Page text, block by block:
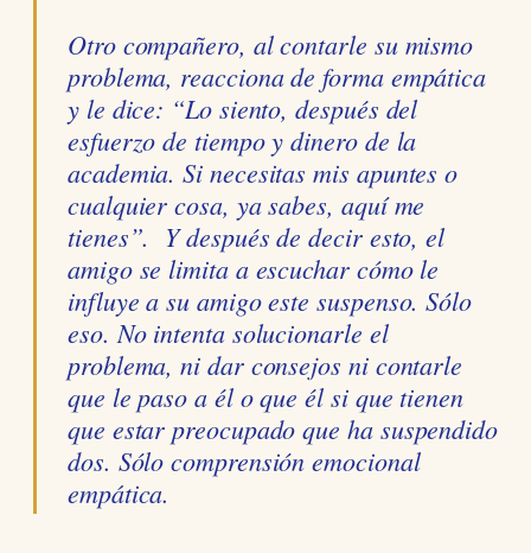
Otro compañero, al contarle su mismo
problema, reacciona de forma empática
y le dice: “Lo siento, después del
esfuerzo de tiempo y dinero de la
academia. Si necesitas mis apuntes o
cualquier cosa, ya sabes, aquí me
tienes”. Y después de decir esto, el
amigo se limita a escuchar cómo le
influye a su amigo este suspenso. Sólo
eso. No intenta solucionarle el
problema, ni dar consejos ni contarle
que le paso a él o que él si que tienen
que estar preocupado que ha suspendido
dos. Sólo comprensión emocional
empática.